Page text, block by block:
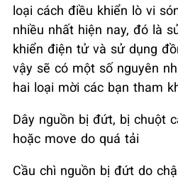
loại cách điều khiển lò vi
nhiều nhất hiện nay, đó là
khiển điện tử và sử dụng
vậy sẽ có một số nguyên
hai loại mời các bạn tham
Dây nguồn bị đứt, bị chuột
hoặc move do quá tải
Cầu chì nguồn bị đứt do